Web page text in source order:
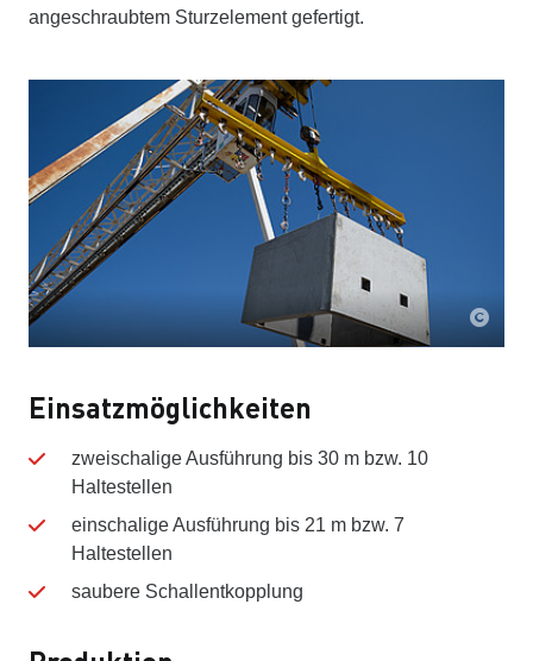
angeschraubtem Sturzelement gefertigt.
Einsatzmöglichkeiten
zweischalige Ausführung bis 30 m bzw. 10
Haltestellen
einschalige Ausführung bis 21 m bzw. 7
Haltestellen
saubere Schallentkopplung